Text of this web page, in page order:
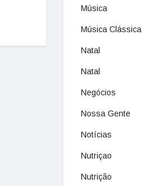
Música
Música Clássica
Natal
Natal
Negócios
Nossa Gente
Notícias
Nutriçao
Nutrição